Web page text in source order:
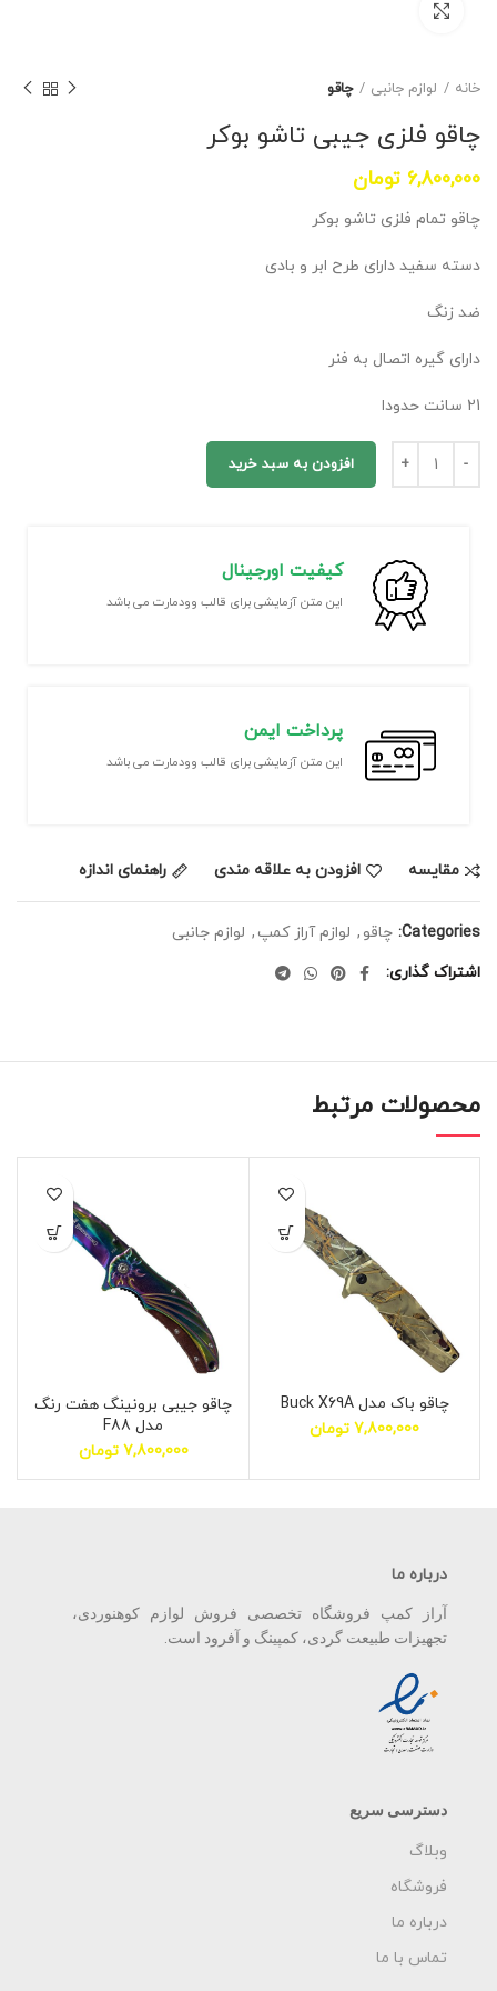
خانه لوازم جانبی چاقو
چاقو فلزی جیبی تاشو بوکر
6,800,000 تومان
چاقو تمام فلزی تاشو بوکر
دسته سفید دارای طرح ابر و بادی
ضد زنگ
دارای گیره اتصال به فنر
21 سانت حدودا
افزودن به سبد خرید
کیفیت اورجینال
این متن آزمایشی برای قالب وودمارت می باشد
پرداخت ایمن
این متن آزمایشی برای قالب وودمارت می باشد
مقایسه افزودن به علاقه مندی راهنمای اندازه
Categories: چاقو , لوازم آراز کمپ , لوازم جانبی
اشتراک گذاری
محصولات مرتبط
چاقو باک مدل Buck X69A
7,800,000 تومان
چاقو جیبی برونینگ هفت رنگ
مدل F88
7,800,000 تومان
درباره ما
آراز کمپ فروشگاه تخصصی فروش لوازم کوهنوردی،
تجهیزات طبیعت گردی، کمپینگ و آفرود است.
دسترسی سریع
وبلاگ
فروشگاه
درباره ما
تماس با ما